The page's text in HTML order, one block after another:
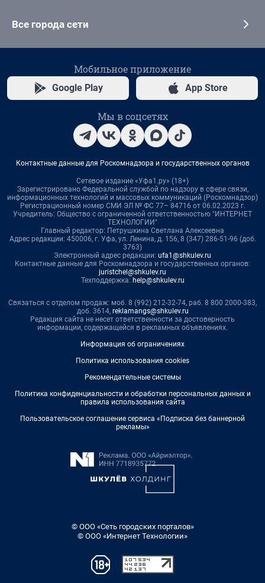
Все города сети
Мобильное приложение
Google Play App Store
Мы в соцсетях
Контактные данные для Роскомнадзора и государственных органов
Сетевое издание «Уфа1.ру» (18+)
Зарегистрировано Федеральной службой по надзору в сфере связи,
информационных технологий и массовых коммуникаций (Роскомнадзор)
Регистрационный номер СМИ ЭЛ № ФС 77– 84716 от 06.02.2023 г.
Учредитель: Общество с ограниченной ответственностью "ИНТЕРНЕТ
ТЕХНОЛОГИИ"
Главный редактор: Петрушкина Светлана Алексеевна
Адрес редакции: 450006, г. Уфа, ул. Ленина, д. 156, 8 (347) 286-51-96 (доб.
3763)
Электронный адрес редакции: ufa1@shkulev.ru
Контактные данные для Роскомнадзора и государственных органов:
juristchel@shkulev.ru
Техподдержка: help@shkulev.ru
Связаться с отделом продаж: моб. 8 (992) 212-32-74, раб. 8 800 2000-383,
доб. 3614, reklamangs@shkulev.ru
Редакция сайта не несет ответственности за достоверность
информации, содержащейся в рекламных объявлениях.
Информация об ограничениях
Политика использования cookies
Рекомендательные системы
Политика конфиденциальности и обработки персональных данных и
правила использования сайта
Пользовательское соглашение сервиса «Подписка без баннерной
рекламы»
© ООО «Сеть городских порталов»
© ООО «Интернет Технологии»